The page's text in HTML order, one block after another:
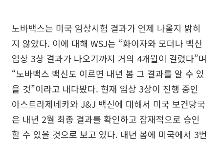
노바백스는 미국 임상시험 결과가 언제 나올지 밝히
지 않았다. 이에 대해 WSJ는 “화이자와 모더나 백신
임상 3상 결과가 나오기까지 거의 4개월이 걸렸다”며
“노바백스 백신도 이르면 내년 봄 그 결과를 알 수 있
을 것”이라고 내다봤다. 현재 임상 3상이 진행 중인
아스트라제네카와 J&J 백신에 대해서 미국 보건당국
은 내년 2월 최종 결과를 확인하고 잠재적으로 승인
할 수 있을 것으로 보고 있다. 내년 봄에 미국에서 3번